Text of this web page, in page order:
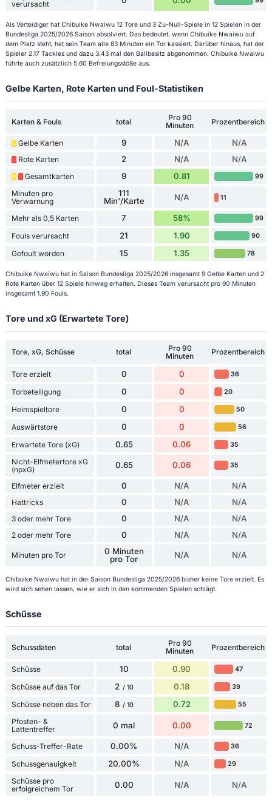
verursacht
Als Verteidiger hat Chibuike Nwaiwu 12 Tore und 3 Zu-Null-Spiele in 12 Spielen in der
Bundesliga 2025/2026 Saison absolviert. Das bedeutet, wenn Chibuike Nwaiwu auf
dem Platz steht, hat sein Team alle 83 Minuten ein Tor kassiert. Darüber hinaus, hat der
Spieler 2.17 Tackles und dazu 3.43 mal den Ballbesitz abgenommen. Chibuike Nwaiwu
führte auch zusätzlich 5.60 Befreiungsstöße aus.
Gelbe Karten, Rote Karten und Foul-Statistiken
Karten & Fouls total
Pro 90
Minuten
Prozentbereich
Gelbe Karten 9 N/A N/A
Rote Karten 2 N/A N/A
Gesamtkarten 9 0.81 99
Minuten pro
Verwarnung
111
Min'/Karte
N/A 11
Mehr als 0,5 Karten 7 58% 99
Fouls verursacht 21 1.90 90
Gefoult worden 15 1.35 78
Chibuike Nwaiwu hat in Saison Bundesliga 2025/2026 insgesamt 9 Gelbe Karten und 2
Rote Karten über 12 Spiele hinweg erhalten. Dieses Team verursacht pro 90 Minuten
insgesamt 1.90 Fouls.
Tore und xG (Erwartete Tore)
Tore, xG, Schüsse total
Pro 90
Minuten
Prozentbereich
Tore erzielt 0 0 36
Torbeteiligung 0 0 20
Heimspieltore 0 0 50
Auswärtstore 0 0 56
Erwartete Tore (xG) 0.65 0.06 35
Nicht-Elfmetertore xG
(npxG)
0.65 0.06 35
Elfmeter erzielt 0 N/A N/A
Hattricks 0 N/A N/A
3 oder mehr Tore 0 N/A N/A
2 oder mehr Tore 0 N/A N/A
Minuten pro Tor
0 Minuten
pro Tor
N/A N/A
Chibuike Nwaiwu hat in der Saison Bundesliga 2025/2026 bisher keine Tore erzielt. Es
wird sich sehen lassen, wie er sich in den kommenden Spielen schlägt.
Schüsse
Schussdaten total
Pro 90
Minuten
Prozentbereich
Schüsse 10 0.90 47
Schüsse auf das Tor 2 / 10 0.18 39
Schüsse neben das Tor 8 / 10 0.72 55
Pfosten- &
Lattentreffer
0 mal 0.00 72
Schuss-Treffer-Rate 0.00% N/A 36
Schussgenauigkeit 20.00% N/A 29
Schüsse pro
erfolgreichem Tor
0.00 N/A N/A